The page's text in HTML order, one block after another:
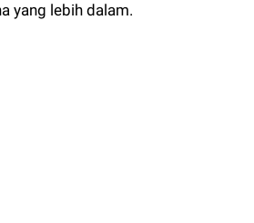
yang lebih dalam.